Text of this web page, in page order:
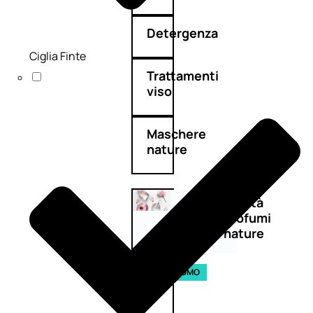
Detergenza
Trattamenti
viso
Maschere
nature
Novità
profumi
nature
PROMO
Ciglia Finte